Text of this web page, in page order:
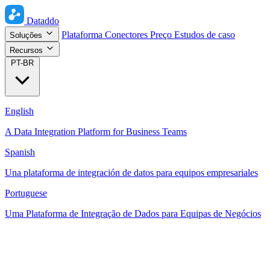
Dataddo
Soluções Plataforma Conectores Preço Estudos de caso
Recursos
PT-BR
English
A Data Integration Platform for Business Teams
Spanish
Una plataforma de integración de datos para equipos empresariales
Portuguese
Uma Plataforma de Integração de Dados para Equipas de Negócios